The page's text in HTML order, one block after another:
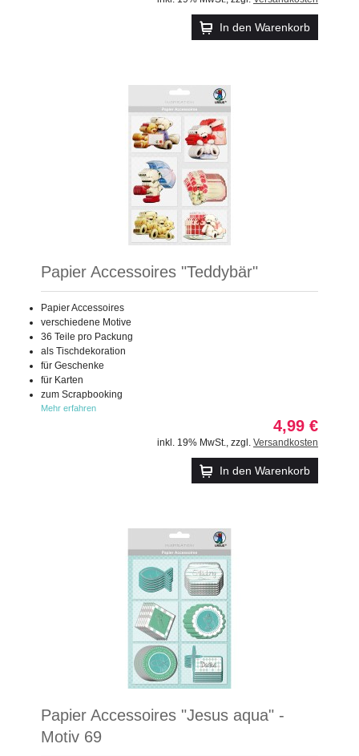
In den Warenkorb
Papier Accessoires "Teddybär"
Papier Accessoires
verschiedene Motive
36 Teile pro Packung
als Tischdekoration
für Geschenke
für Karten
zum Scrapbooking
Mehr erfahren
4,99 €
inkl. 19% MwSt. zzgl. Versandkosten
In den Warenkorb
Papier Accessoires "Jesus aqua" -
Motiv 69